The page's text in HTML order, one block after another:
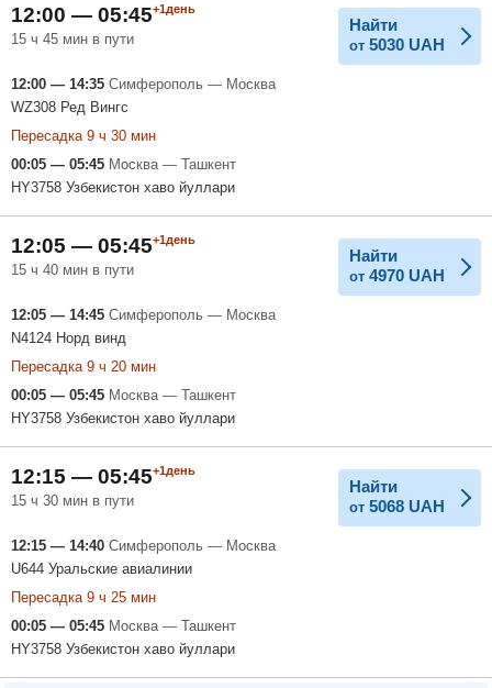
12:00 — 05:45+1день
15 ч 45 мин в пути
Найти
от 5030 UAH
12:00 — 14:35 Симферополь — Москва
WZ308 Ред Вингс
Пересадка 9 ч 30 мин
00:05 — 05:45 Москва — Ташкент
HY3758 Узбекистон хаво йуллари
12:05 — 05:45+1день
15 ч 40 мин в пути
Найти
от 4970 UAH
12:05 — 14:45 Симферополь — Москва
N4124 Норд винд
Пересадка 9 ч 20 мин
00:05 — 05:45 Москва — Ташкент
HY3758 Узбекистон хаво йуллари
12:15 — 05:45+1день
15 ч 30 мин в пути
Найти
от 5068 UAH
12:15 — 14:40 Симферополь — Москва
U644 Уральские авиалинии
Пересадка 9 ч 25 мин
00:05 — 05:45 Москва — Ташкент
HY3758 Узбекистон хаво йуллари